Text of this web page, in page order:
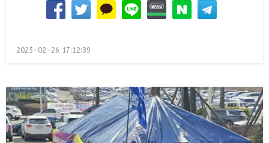
Posted
2025-02-26 17:12:39